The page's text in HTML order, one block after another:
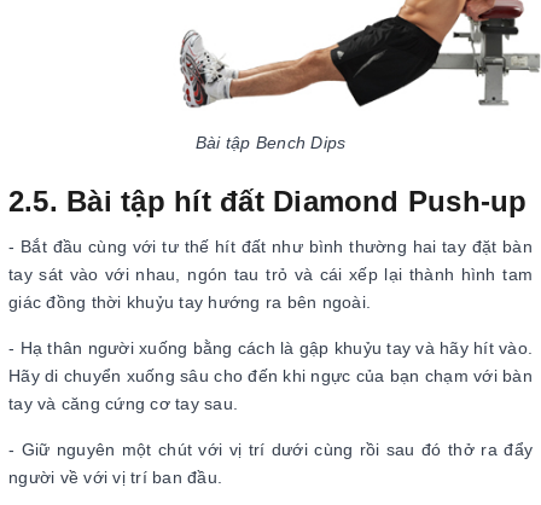
Bài tập Bench Dips
2.5. Bài tập hít đất Diamond Push-up
- Bắt đầu cùng với tư thế hít đất như bình thường hai tay đặt bàn
tay sát vào với nhau, ngón tau trỏ và cái xếp lại thành hình tam
giác đồng thời khuỷu tay hướng ra bên ngoài.
- Hạ thân người xuống bằng cách là gập khuỷu tay và hãy hít vào.
Hãy di chuyển xuống sâu cho đến khi ngực của bạn chạm với bàn
tay và căng cứng cơ tay sau.
- Giữ nguyên một chút với vị trí dưới cùng rồi sau đó thở ra đẩy
người về với vị trí ban đầu.